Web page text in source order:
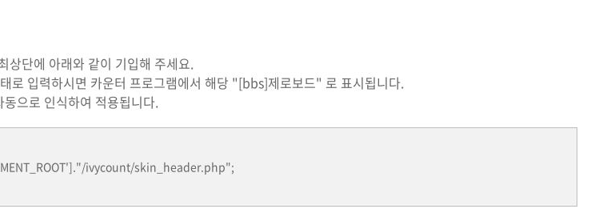
단에 아래와 같이 기입해 주세요.
로 입력하시면 카운터 프로그램에서 해당 "[bbs]제로보드" 로 표시됩니다.
으로 인식하여 적용됩니다.
ivycount/skin_header.php";